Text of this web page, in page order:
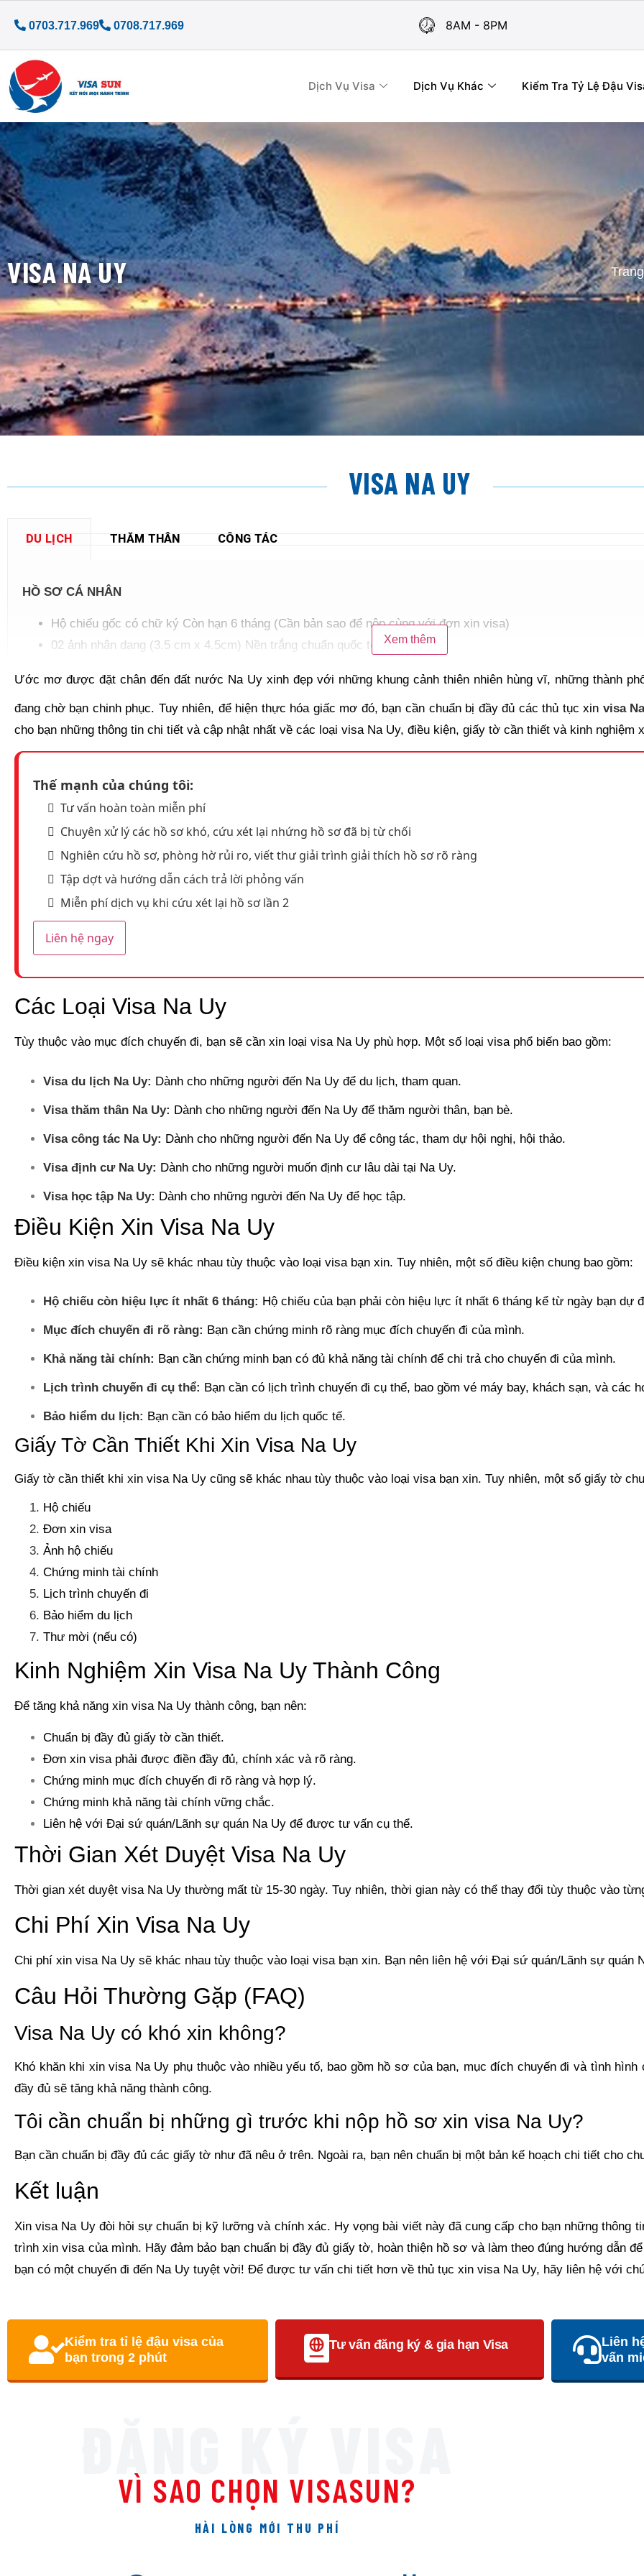
0703.717.969 0708.717.969 8AM - 8PM
Dịch Vụ Visa Dịch Vụ Khác Kiểm Tra Tỷ Lệ Đậu
VISA NA UY
VISA NA UY
DU LỊCH THĂM THÂN CÔNG TÁC
HỒ SƠ CÁ NHÂN
Hộ chiếu gốc có chữ ký Còn hạn 6 tháng (Cần bản sao để nộp cùng với đơn xin visa)
02 ảnh nhận dạng (3.5 cm x 4.5cm) Nền trắng chuẩn quốc tế
Sổ hộ khẩu, Chứng minh nhân dân (Bản sao)
Giấy khai sinh (Bản sao)
Giấy xác nhận độc thân/ giấy chứng nhận kết hôn/ly hôn nếu có (Bản sao)
Hợp đồng lao động hoặc quyết định bổ nhiệm
Bảng lương 3 tháng hoặc sao kê lương 3 tháng gần nhất
Đơn xin nghỉ phép du lịch
Giấy đăng ký kinh doanh
Tờ khai thuế thu nhập
Sao kê tài khoản của công ty 3 tháng gần nhất. nếu là chủ doanh nghiệp hoặc tự kinh doanh
Quyết định nghỉ hưu
Sổ lương hưu
HỒ SƠ TÀI CHÍNH
Sao kê tài khoản ngân hàng (của cá nhân hoặc của công ty) thể hiện thu nhập của 3 tháng cuối cùng. (Bản gốc)
Tối thiểu 30.000 EURO
Sổ tiết kiệm Trên 10.000 USD
Xác nhận số dư sổ tiết kiệm Ra ngân hàng xác nhận
quyền địa phương (nếu có) (Bản sao y)
Giấy chứng nhận sở hữu các tài sản khác nếu có (xe hơi, cổ phiếu, cổ phần, trái phiếu) (Bản sao y)
Hợp đồng cho thuê nhà + hóa đơn nộp thuế (nếu có) (Bản sao y)
Xem thêm
Ước mơ được đặt chân đến đất nước Na Uy xinh đẹp với những khung cảnh thiên nhiên hùng vĩ, những thành
đang chờ bạn chinh phục. Tuy nhiên, để hiện thực hóa giấc mơ đó, bạn cần chuẩn bị đầy đủ các thủ tục xin visa
cho bạn những thông tin chi tiết và cập nhật nhất về các loại visa Na Uy, điều kiện, giấy tờ cần thiết và kinh nghiệm
Thế mạnh của chúng tôi:
Tư vấn hoàn toàn miễn phí
Chuyên xử lý các hồ sơ khó, cứu xét lại nhứng hồ sơ đã bị từ chối
Nghiên cứu hồ sơ, phòng hờ rủi ro, viết thư giải trình giải thích hồ sơ rõ ràng
Tập dợt và hướng dẫn cách trả lời phỏng vấn
Miễn phí dịch vụ khi cứu xét lại hồ sơ lần 2
Liên hệ ngay
Các Loại Visa Na Uy
Tùy thuộc vào mục đích chuyến đi, bạn sẽ cần xin loại visa Na Uy phù hợp. Một số loại visa phổ biến bao gồm:
Visa du lịch Na Uy: Dành cho những người đến Na Uy để du lịch, tham quan.
Visa thăm thân Na Uy: Dành cho những người đến Na Uy để thăm người thân, bạn bè.
Visa công tác Na Uy: Dành cho những người đến Na Uy để công tác, tham dự hội nghị, hội thảo.
Visa định cư Na Uy: Dành cho những người muốn định cư lâu dài tại Na Uy.
Visa học tập Na Uy: Dành cho những người đến Na Uy để học tập.
Điều Kiện Xin Visa Na Uy
Điều kiện xin visa Na Uy sẽ khác nhau tùy thuộc vào loại visa bạn xin. Tuy nhiên, một số điều kiện chung bao gồm:
Hộ chiếu còn hiệu lực ít nhất 6 tháng: Hộ chiếu của bạn phải còn hiệu lực ít nhất 6 tháng kể từ ngày bạn dự
Mục đích chuyến đi rõ ràng: Bạn cần chứng minh rõ ràng mục đích chuyến đi của mình.
Khả năng tài chính: Bạn cần chứng minh bạn có đủ khả năng tài chính để chi trả cho chuyến đi của mình.
Lịch trình chuyến đi cụ thể: Bạn cần có lịch trình chuyến đi cụ thể, bao gồm vé máy bay, khách sạn, và các
Bảo hiểm du lịch: Bạn cần có bảo hiểm du lịch quốc tế.
Giấy Tờ Cần Thiết Khi Xin Visa Na Uy
Giấy tờ cần thiết khi xin visa Na Uy cũng sẽ khác nhau tùy thuộc vào loại visa bạn xin. Tuy nhiên, một số giấy tờ
Hộ chiếu
Đơn xin visa
Ảnh hộ chiếu
Chứng minh tài chính
Lịch trình chuyến đi
Bảo hiểm du lịch
Thư mời (nếu có)
Kinh Nghiệm Xin Visa Na Uy Thành Công
Để tăng khả năng xin visa Na Uy thành công, bạn nên:
Chuẩn bị đầy đủ giấy tờ cần thiết.
Đơn xin visa phải được điền đầy đủ, chính xác và rõ ràng.
Chứng minh mục đích chuyến đi rõ ràng và hợp lý.
Chứng minh khả năng tài chính vững chắc.
Liên hệ với Đại sứ quán/Lãnh sự quán Na Uy để được tư vấn cụ thể.
Thời Gian Xét Duyệt Visa Na Uy
Thời gian xét duyệt visa Na Uy thường mất từ 15-30 ngày. Tuy nhiên, thời gian này có thể thay đổi tùy thuộc vào
Chi Phí Xin Visa Na Uy
Chi phí xin visa Na Uy sẽ khác nhau tùy thuộc vào loại visa bạn xin. Bạn nên liên hệ với Đại sứ quán/Lãnh sự quán
Câu Hỏi Thường Gặp (FAQ)
Visa Na Uy có khó xin không?
Khó khăn khi xin visa Na Uy phụ thuộc vào nhiều yếu tố, bao gồm hồ sơ của bạn, mục đích chuyến đi và tình
đầy đủ sẽ tăng khả năng thành công.
Tôi cần chuẩn bị những gì trước khi nộp hồ sơ xin visa Na Uy?
Bạn cần chuẩn bị đầy đủ các giấy tờ như đã nêu ở trên. Ngoài ra, bạn nên chuẩn bị một bản kế hoạch chi tiết cho
Kết luận
Xin visa Na Uy đòi hỏi sự chuẩn bị kỹ lưỡng và chính xác. Hy vọng bài viết này đã cung cấp cho bạn những thông
trình xin visa của mình. Hãy đảm bảo bạn chuẩn bị đầy đủ giấy tờ, hoàn thiện hồ sơ và làm theo đúng hướng dẫn
bạn có một chuyến đi đến Na Uy tuyệt vời! Để được tư vấn chi tiết hơn về thủ tục xin visa Na Uy, hãy liên hệ với
Kiểm tra tỉ lệ đậu visa của
bạn trong 2 phút
Tư vấn đăng ký & gia hạn Visa
Liên
vấn
VÌ SAO CHỌN VISASUN?
HÀI LÒNG MỚI THU PHÍ